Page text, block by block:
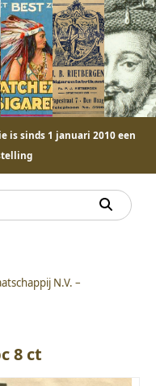
is sinds 1 januari 2010 een
N.V. –
8 ct